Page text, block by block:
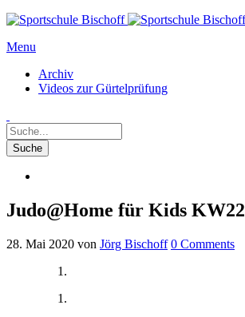
Menu
Archiv
Videos zur Gürtelprüfung
Judo@Home für Kids KW22
28. Mai 2020 von Jörg Bischoff 0 Comments